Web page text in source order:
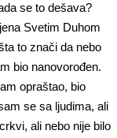
se to dešava?
Svetim Duhom
to znači da nebo
bio nanovorođen.
opraštao, bio
se sa ljudima, ali
ali nebo nije bilo